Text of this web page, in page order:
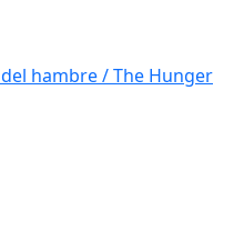
del hambre / The Hunger